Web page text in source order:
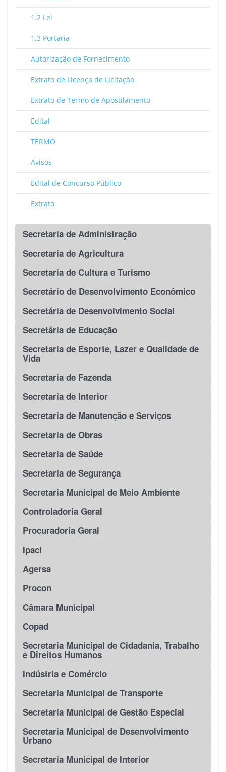
1.2 Lei
1.3 Portaria
Autorização de Fornecimento
Extrato de Licença de Licitação
Extrato de Termo de Apostilamento
Edital
TERMO
Avisos
Edital de Concurso Público
Extrato
Secretaria de Administração
Secretaria de Agricultura
Secretaria de Cultura e Turismo
Secretário de Desenvolvimento Econômico
Secretária de Desenvolvimento Social
Secretária de Educação
Secretaria de Esporte, Lazer e Qualidade de
Vida
Secretaria de Fazenda
Secretaria de Interior
Secretaria de Manutenção e Serviços
Secretaria de Obras
Secretaria de Saúde
Secretaria de Segurança
Secretaria Municipal de Meio Ambiente
Controladoria Geral
Procuradoria Geral
Ipaci
Agersa
Procon
Câmara Municipal
Copad
Secretaria Municipal de Cidadania, Trabalho
e Direitos Humanos
Indústria e Comércio
Secretaria Municipal de Transporte
Secretaria Municipal de Gestão Especial
Secretaria Municipal de Desenvolvimento
Urbano
Secretaria Municipal de Interior